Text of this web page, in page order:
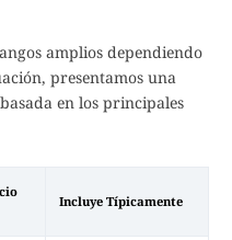
amplios dependiendo
presentamos una
en los principales
Incluye Típicamente